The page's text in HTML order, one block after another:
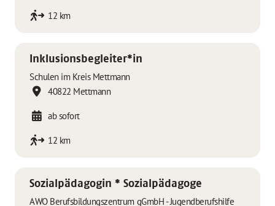
12 km
Inklusionsbegleiter*in
Schulen im Kreis Mettmann
40822 Mettmann
ab sofort
12 km
Sozialpädagogin * Sozialpädagoge
AWO Berufsbildungszentrum gGmbH - Jugendberufshilfe